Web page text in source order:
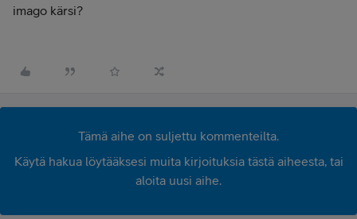
imago kärsi?
Tämä aihe on suljettu kommenteilta.
Käytä hakua löytääksesi muita kirjoituksia tästä aiheesta, tai
aloita uusi aihe.